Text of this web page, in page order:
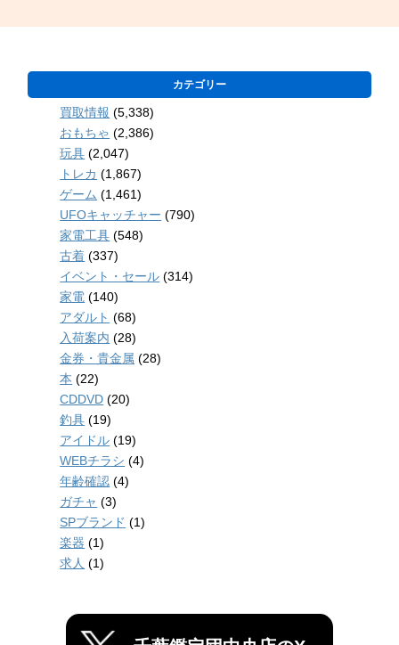
カテゴリー
買取情報 (5,338)
おもちゃ (2,386)
玩具 (2,047)
トレカ (1,867)
ゲーム (1,461)
UFOキャッチャー (790)
家電工具 (548)
古着 (337)
イベント・セール (314)
家電 (140)
アダルト (68)
入荷案内 (28)
金券・貴金属 (28)
本 (22)
CDDVD (20)
釣具 (19)
アイドル (19)
WEBチラシ (4)
年齢確認 (4)
ガチャ (3)
SPブランド (1)
楽器 (1)
求人 (1)